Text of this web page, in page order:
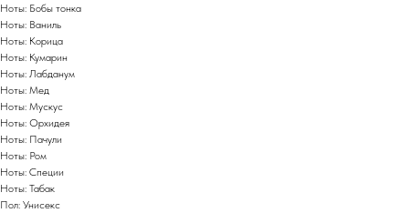
Ноты: Бобы тонка
Ноты: Ваниль
Ноты: Корица
Ноты: Кумарин
Ноты: Лабданум
Ноты: Мед
Ноты: Мускус
Ноты: Орхидея
Ноты: Пачули
Ноты: Ром
Ноты: Специи
Ноты: Табак
Пол: Унисекс